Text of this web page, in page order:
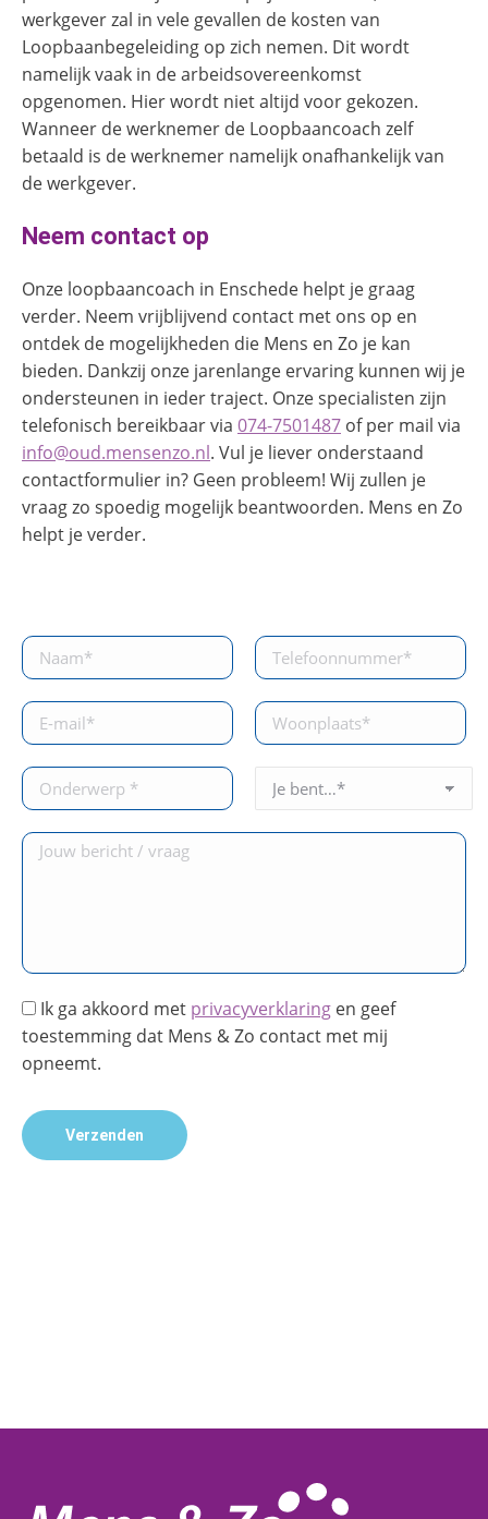
werkgever zal in vele gevallen de kosten van
Loopbaanbegeleiding op zich nemen. Dit wordt
namelijk vaak in de arbeidsovereenkomst
opgenomen. Hier wordt niet altijd voor gekozen.
Wanneer de werknemer de Loopbaancoach zelf
betaald is de werknemer namelijk onafhankelijk van
de werkgever.
Neem contact op
Onze loopbaancoach in Enschede helpt je graag
verder. Neem vrijblijvend contact met ons op en
ontdek de mogelijkheden die Mens en Zo je kan
bieden. Dankzij onze jarenlange ervaring kunnen wij je
ondersteunen in ieder traject. Onze specialisten zijn
telefonisch bereikbaar via 074-7501487 of per mail via
info@oud.mensenzo.nl. Vul je liever onderstaand
contactformulier in? Geen probleem! Wij zullen je
vraag zo spoedig mogelijk beantwoorden. Mens en Zo
helpt je verder.
Ik ga akkoord met privacyverklaring en geef
toestemming dat Mens & Zo contact met mij
opneemt.